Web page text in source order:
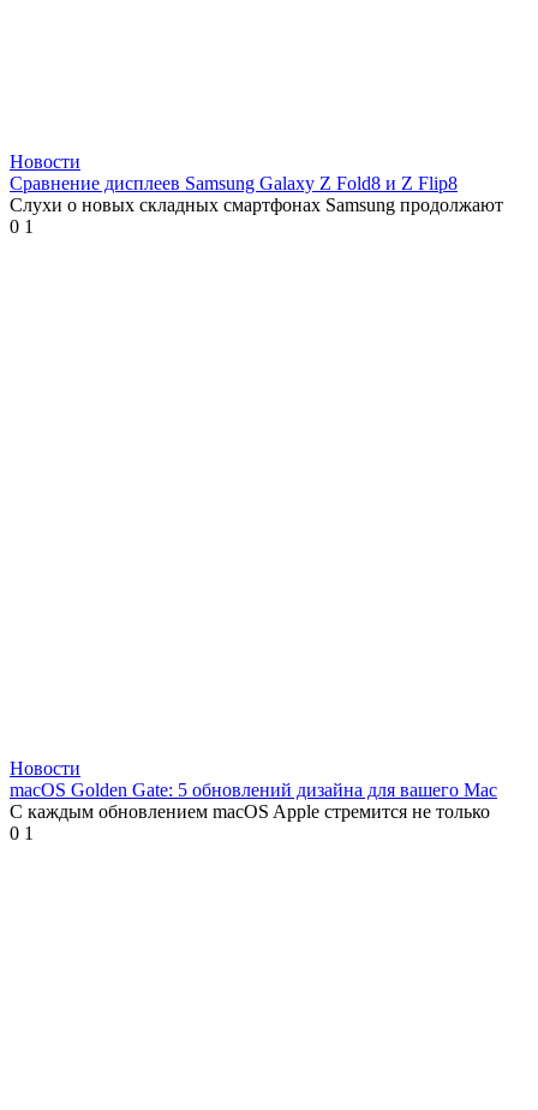
Новости
Сравнение дисплеев Samsung Galaxy Z Fold8 и Z Flip8
Слухи о новых складных смартфонах Samsung продолжают
0 1
Новости
macOS Golden Gate: 5 обновлений дизайна для вашего Mac
С каждым обновлением macOS Apple стремится не только
0 1